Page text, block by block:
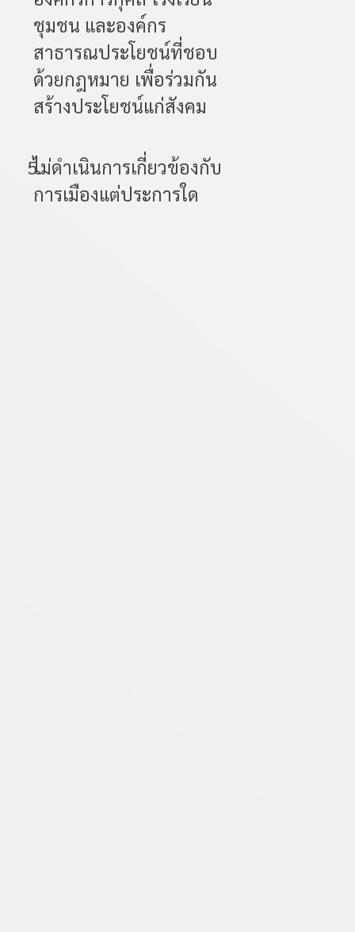
ชุมชน และองค์กร
สาธารณประโยชน์ที่ชอบ
ด้วยกฎหมาย เพื่อร่วมกัน
สร้างประโยชน์แก่สังคม
5.ไม่ดำเนินการเกี่ยวข้องกับ
การเมืองแต่ประการใด